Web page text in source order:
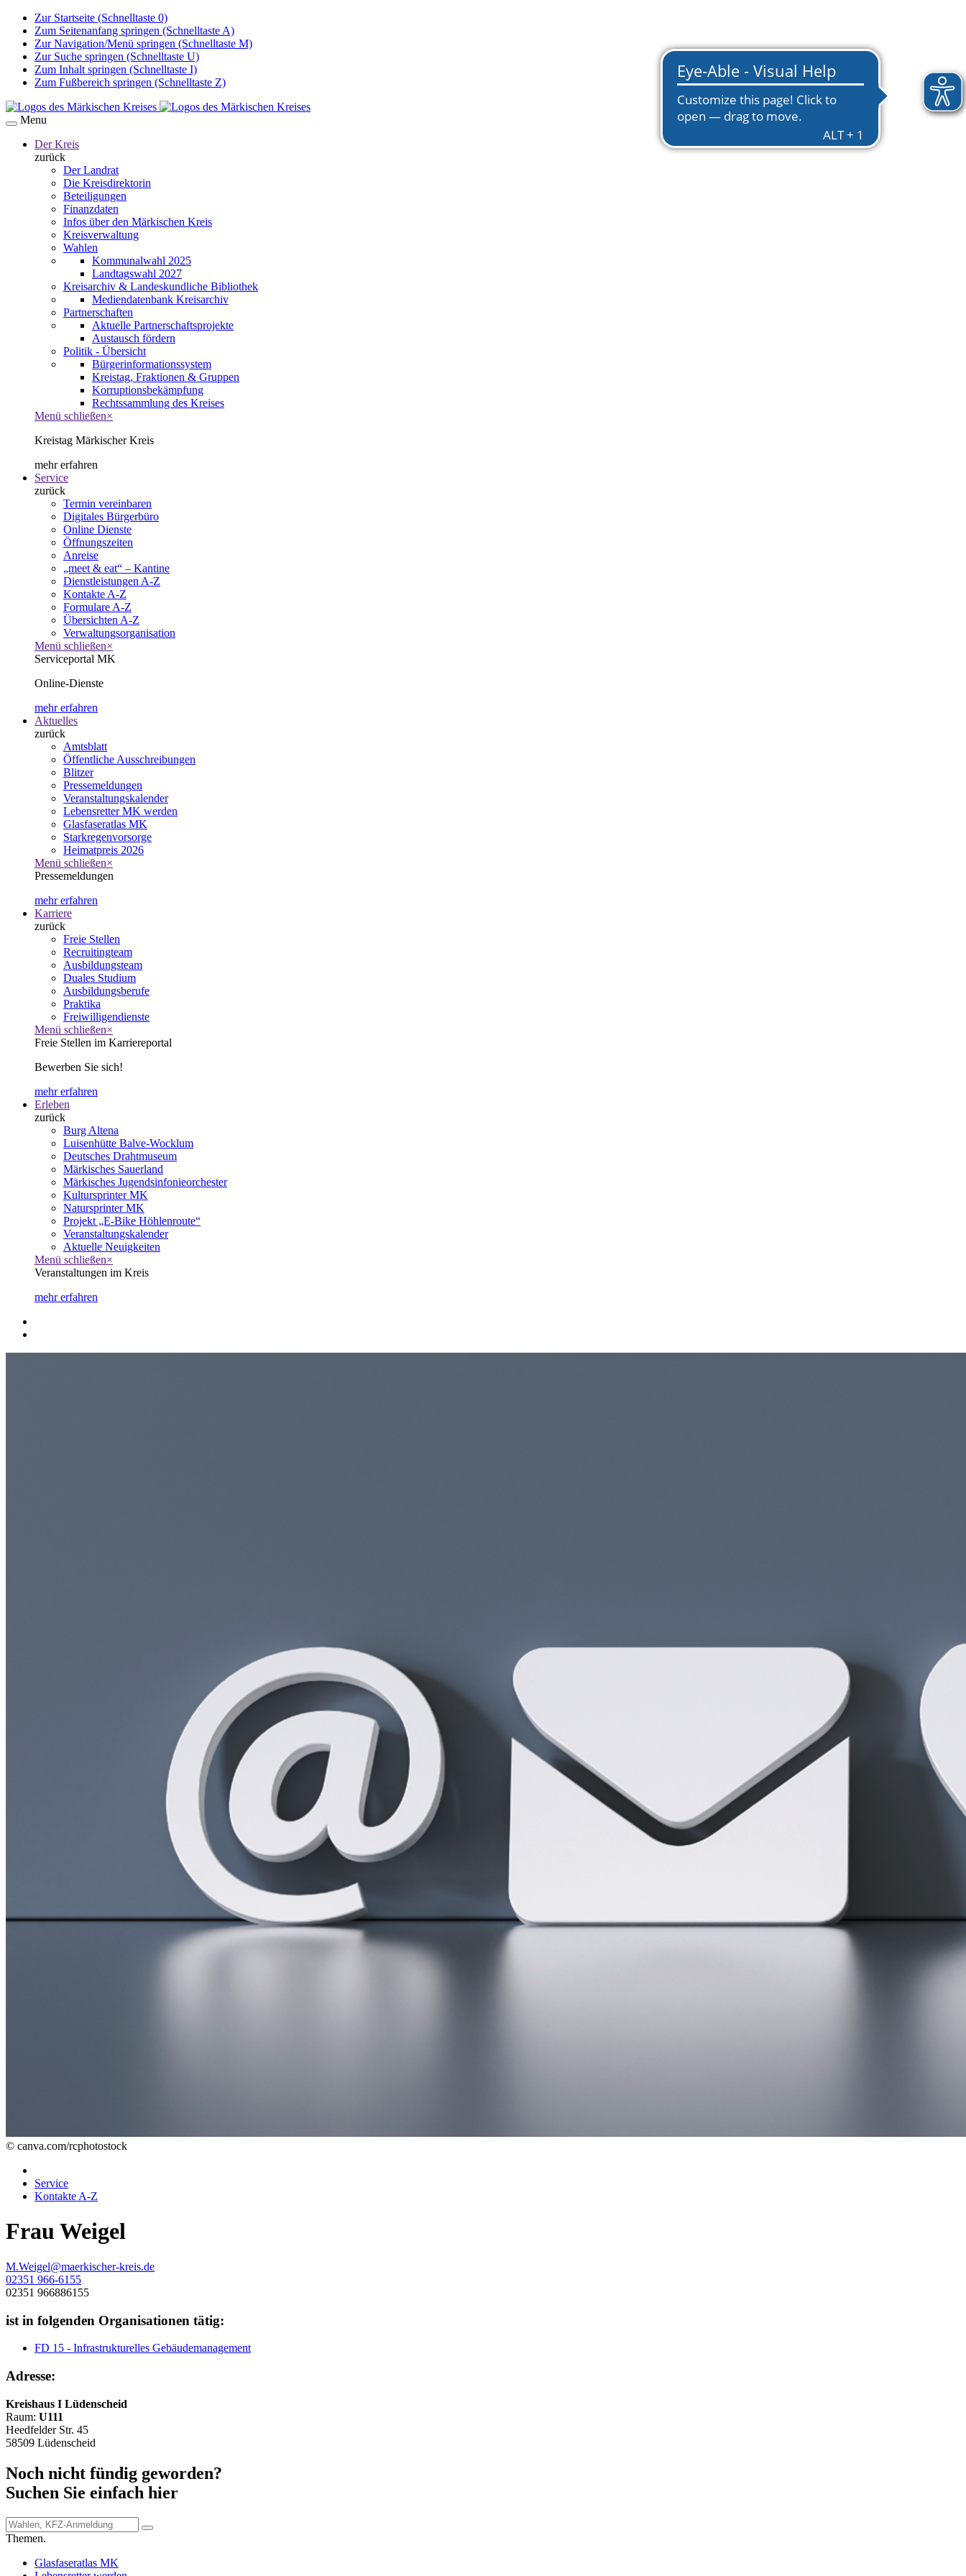
Zur Startseite (Schnelltaste 0)
Zum Seitenanfang springen (Schnelltaste A)
Zur Navigation/Menü springen (Schnelltaste M)
Zur Suche springen (Schnelltaste U)
Zum Inhalt springen (Schnelltaste I)
Zum Fußbereich springen (Schnelltaste Z)
Menu
Der Kreis
zurück
Der Landrat
Die Kreisdirektorin
Beteiligungen
Finanzdaten
Infos über den Märkischen Kreis
Kreisverwaltung
Wahlen
Kommunalwahl 2025
Landtagswahl 2027
Kreisarchiv & Landeskundliche Bibliothek
Mediendatenbank Kreisarchiv
Partnerschaften
Aktuelle Partnerschaftsprojekte
Austausch fördern
Politik - Übersicht
Bürgerinformationssystem
Kreistag, Fraktionen & Gruppen
Korruptionsbekämpfung
Rechtssammlung des Kreises
Menü schließen×
Kreistag Märkischer Kreis
mehr erfahren
Service
zurück
Termin vereinbaren
Digitales Bürgerbüro
Online Dienste
Öffnungszeiten
Anreise
„meet & eat“ – Kantine
Dienstleistungen A-Z
Kontakte A-Z
Formulare A-Z
Übersichten A-Z
Verwaltungsorganisation
Menü schließen×
Serviceportal MK
Online-Dienste
mehr erfahren
Aktuelles
zurück
Amtsblatt
Öffentliche Ausschreibungen
Blitzer
Pressemeldungen
Veranstaltungskalender
Lebensretter MK werden
Glasfaseratlas MK
Starkregenvorsorge
Heimatpreis 2026
Menü schließen×
Pressemeldungen
mehr erfahren
Karriere
zurück
Freie Stellen
Recruitingteam
Ausbildungsteam
Duales Studium
Ausbildungsberufe
Praktika
Freiwilligendienste
Menü schließen×
Freie Stellen im Karriereportal
Bewerben Sie sich!
mehr erfahren
Erleben
zurück
Burg Altena
Luisenhütte Balve-Wocklum
Deutsches Drahtmuseum
Märkisches Sauerland
Märkisches Jugendsinfonieorchester
Kultursprinter MK
Natursprinter MK
Projekt „E-Bike Höhlenroute“
Veranstaltungskalender
Aktuelle Neuigkeiten
Menü schließen×
Veranstaltungen im Kreis
mehr erfahren
© canva.com/rcphotostock
Service
Kontakte A-Z
Frau Weigel
M.Weigel@maerkischer-kreis.de
02351 966-6155
02351 966886155
ist in folgenden Organisationen tätig:
FD 15 - Infrastrukturelles Gebäudemanagement
Adresse:
Kreishaus I Lüdenscheid
Raum: U111
Heedfelder Str. 45
58509 Lüdenscheid
Noch nicht fündig geworden?
Suchen Sie einfach hier
Themen.
Glasfaseratlas MK